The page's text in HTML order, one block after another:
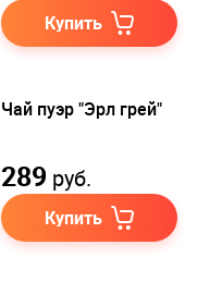
Купить
Чай пуэр "Эрл грей"
289 руб.
Купить